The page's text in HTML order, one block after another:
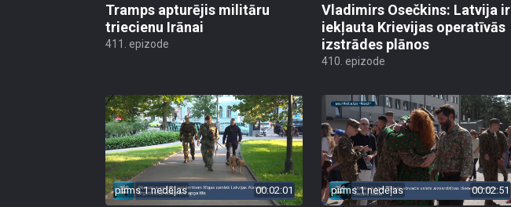
Tramps apturējis militāru
triecienu Irānai
411. epizode
Vladimirs Osečkins: Latvija ir
iekļauta Krievijas operatīvās
izstrādes plānos
410. epizode
pirms 1 nedēļas 00:02:01 pirms 1 nedēļas 00:02:51